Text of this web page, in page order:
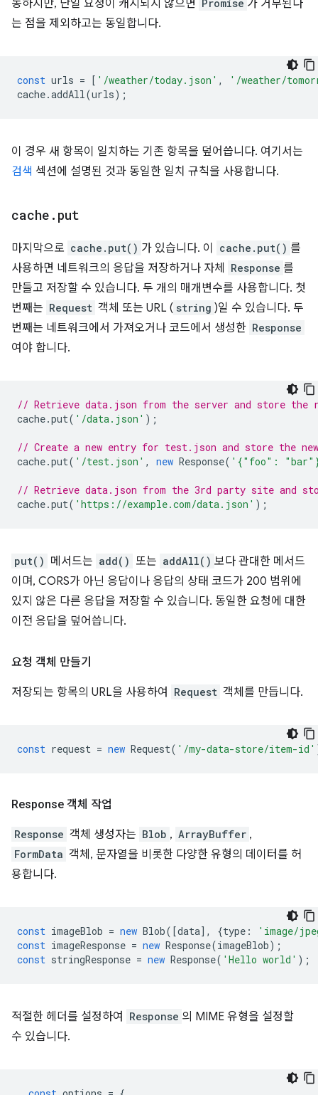
동하지만, 단일 요청이 캐시되지 않으면 Promise 가 거부된다
는 점을 제외하고는 동일합니다.
const urls = [ '/weather/today.json' ,
'/weather/
cache.addAll(urls);
이 경우 새 항목이 일치하는 기존 항목을 덮어씁니다. 여기서는
검색 섹션에 설명된 것과 동일한 일치 규칙을 사용합니다.
cache . put
마지막으로 cache.put() 가 있습니다. 이 cache.put() 를
사용하면 네트워크의 응답을 저장하거나 자체
Response 를
만들고 저장할 수 있습니다. 두 개의 매개변수를 사용합니다. 첫
번째는 Request 객체 또는 URL ( string )일 수 있습니다. 두
번째는 네트워크에서 가져오거나 코드에서 생성한 Response
여야 합니다.
// Retrieve data.json from the server and store the
cache.put( '/data.json' );
// Create a new entry for test.json and store the
cache.put( '/test.json' , new Response( '{"foo":
// Retrieve data.json from the 3rd party site and
cache.put( 'https://example.com/data.json' );
put() 메서드는 add() 또는 addAll() 보다 관대한 메서드
이며, CORS가 아닌 응답이나 응답의 상태 코드가 200 범위에
있지 않은 다른 응답을 저장할 수 있습니다. 동일한 요청에 대한
이전 응답을 덮어씁니다.
요청 객체 만들기
저장되는 항목의 URL을 사용하여 Request 객체를 만듭니다.
const request = new Request( '/my-data-store/item-id'
Response 객체 작업
Response 객체 생성자는 Blob , ArrayBuffer ,
FormData 객체, 문자열을 비롯한 다양한 유형의 데이터를 허
용합니다.
const imageBlob = new Blob([data], {type :
'image/
const imageResponse = new Response(imageBlob);
const stringResponse = new Response( 'Hello world' );
적절한 헤더를 설정하여 Response 의 MIME 유형을 설정할
수 있습니다.